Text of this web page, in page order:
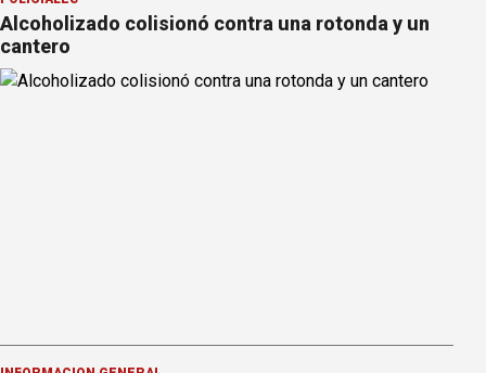
Alcoholizado colisionó contra una rotonda y un
cantero